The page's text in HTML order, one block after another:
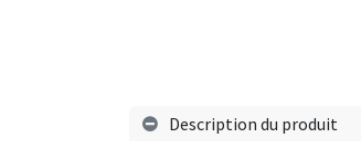
Description du produit